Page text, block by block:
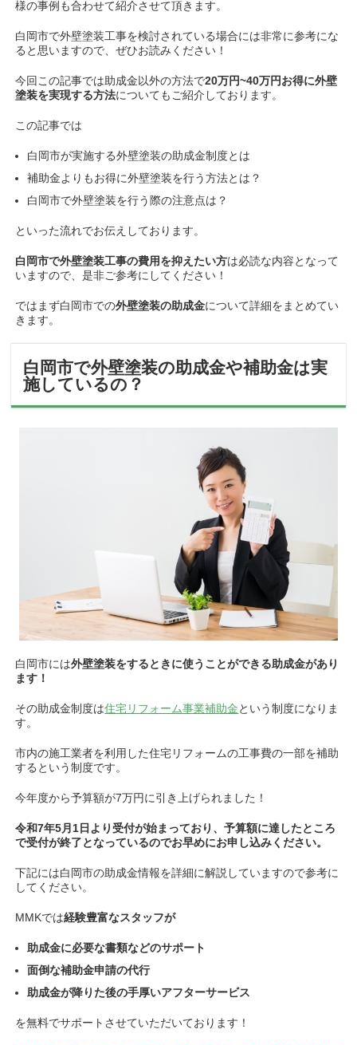
様の事例も合わせて紹介させて頂きます。
白岡市で外壁塗装工事を検討されている場合には非常に参考にな
ると思いますので、ぜひお読みください！
今回この記事では助成金以外の方法で20万円~40万円お得に外壁
塗装を実現する方法についてもご紹介しております。
この記事では
白岡市が実施する外壁塗装の助成金制度とは
補助金よりもお得に外壁塗装を行う方法とは？
白岡市で外壁塗装を行う際の注意点は？
といった流れでお伝えしております。
白岡市で外壁塗装工事の費用を抑えたい方は必読な内容となって
いますので、是非ご参考にしてください！
ではまず白岡市での外壁塗装の助成金について詳細をまとめてい
きます。
白岡市で外壁塗装の助成金や補助金は実
施しているの？
白岡市には外壁塗装をするときに使うことができる助成金があり
ます！
その助成金制度は住宅リフォーム事業補助金という制度になりま
す。
市内の施工業者を利用した住宅リフォームの工事費の一部を補助
するという制度です。
今年度から予算額が7万円に引き上げられました！
令和7年5月1日より受付が始まっており、予算額に達したところ
で受付が終了となっているのでお早めにお申し込みください。
下記には白岡市の助成金情報を詳細に解説していますので参考に
してください。
MMKでは経験豊富なスタッフが
助成金に必要な書類などのサポート
面倒な補助金申請の代行
助成金が降りた後の手厚いアフターサービス
を無料でサポートさせていただいております！